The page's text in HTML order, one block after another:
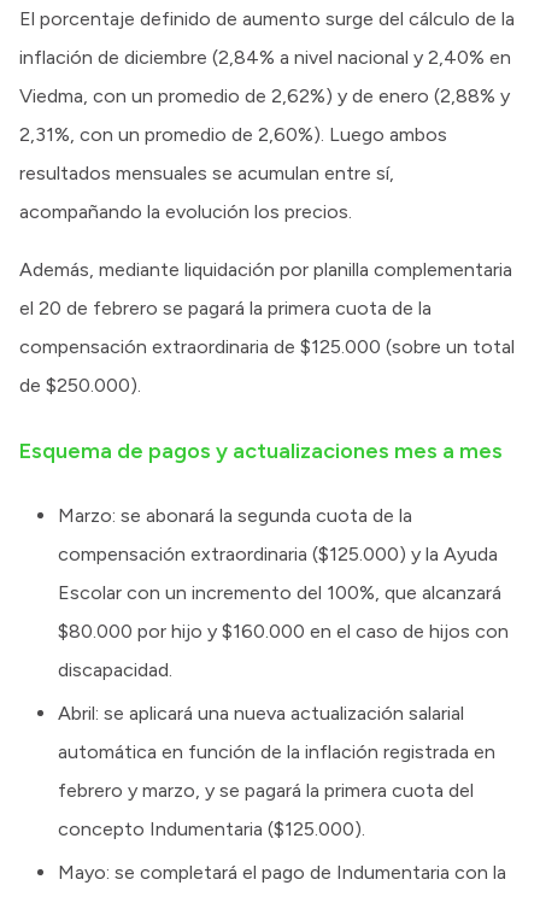
El porcentaje definido de aumento surge del cálculo de la
inflación de diciembre (2,84% a nivel nacional y 2,40% en
Viedma, con un promedio de 2,62%) y de enero (2,88% y
2,31%, con un promedio de 2,60%). Luego ambos
resultados mensuales se acumulan entre sí,
acompañando la evolución los precios.
Además, mediante liquidación por planilla complementaria
el 20 de febrero se pagará la primera cuota de la
compensación extraordinaria de $125.000 (sobre un total
de $250.000).
Esquema de pagos y actualizaciones mes a mes
Marzo: se abonará la segunda cuota de la
compensación extraordinaria ($125.000) y la Ayuda
Escolar con un incremento del 100%, que alcanzará
$80.000 por hijo y $160.000 en el caso de hijos con
discapacidad.
Abril: se aplicará una nueva actualización salarial
automática en función de la inflación registrada en
febrero y marzo, y se pagará la primera cuota del
concepto Indumentaria ($125.000).
Mayo: se completará el pago de Indumentaria con la